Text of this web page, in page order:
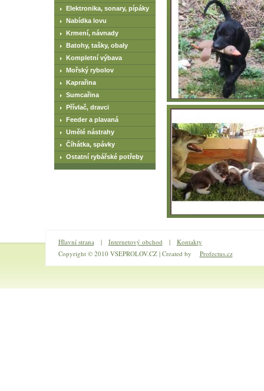
Elektronika, sonary, pípáky
Nabídka lovu
Krmení, návnady
Batohy, tašky, obaly
Kompletní výbava
Mořský rybolov
Kaprařina
Sumcařina
Přívlač, dravci
Feeder a plavaná
Umělé nástrahy
Číhátka, spávky
Ostatní rybářské potřeby
Hlavní strana | Internetový obchod |
Kontakty
Copyright © 2010 VSEPROLOV.CZ | Created by
Profectus.cz